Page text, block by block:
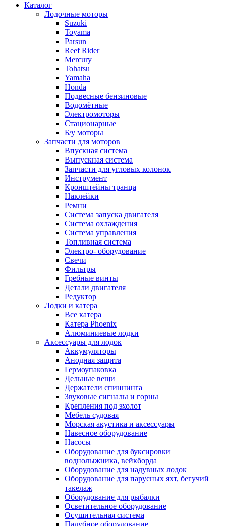
Каталог
Лодочные моторы
Suzuki
Toyama
Parsun
Reef Rider
Mercury
Tohatsu
Yamaha
Honda
Подвесные бензиновые
Водомётные
Электромоторы
Стационарные
Б/у моторы
Запчасти для моторов
Впускная система
Выпускная система
Запчасти для угловых колонок
Инструмент
Кронштейны транца
Наклейки
Ремни
Система запуска двигателя
Система охлаждения
Система управления
Топливная система
Электро- оборудование
Свечи
Фильтры
Гребные винты
Детали двигателя
Редуктор
Лодки и катера
Все катера
Катера Phoenix
Алюминиевые лодки
Аксессуары для лодок
Аккумуляторы
Анодная защита
Гермоупаковка
Дельные вещи
Держатели спиннинга
Звуковые сигналы и горны
Крепления под эхолот
Мебель судовая
Морская акустика и аксессуары
Навесное оборудование
Насосы
Оборудование для буксировки
воднолыжника, вейкборда
Оборудование для надувных лодок
Оборудование для парусных яхт, бегучий
такелаж
Оборудование для рыбалки
Осветительное оборудование
Осушительная система
Палубное оборудование